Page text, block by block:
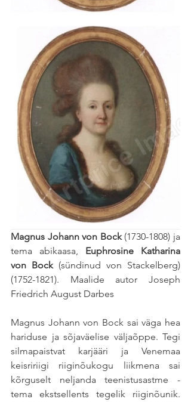
Magnus Johann von Bock (1730-1808) ja
tema abikaasa, Euphrosine Katharina
von Bock (sündinud von Stackelberg)
(1752-1821). Maalide autor Joseph
Friedrich August Darbes
Magnus Johann von Bock sai väga hea
hariduse ja sõjaväelise väljaõppe. Tegi
silmapaistvat karjääri ja Venemaa
keisririigi riiginõukogu liikmena sai
kõrguselt neljanda teenistusastme -
tema ekstsellents tegelik riiginõunik.